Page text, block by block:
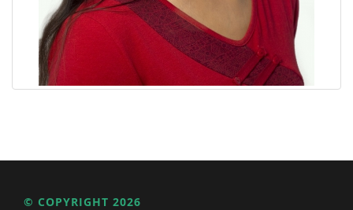
© COPYRIGHT 2026